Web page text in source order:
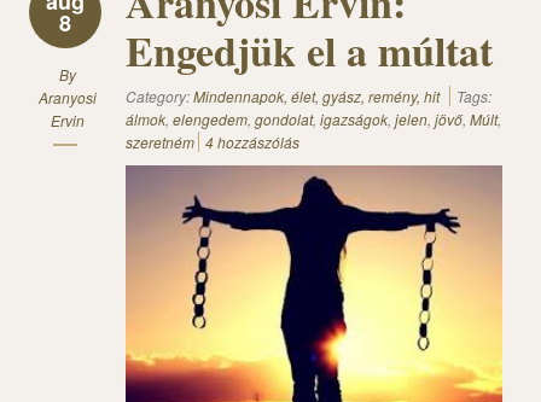
8
By
Aranyosi
Ervin
Engedjük el a múltat
Category:Mindennapok, élet, gyász, remény, hit
Tags:
álmok, elengedem, gondolat, igazságok, jelen, jövő, Múlt,
szeretném 4 hozzászólás